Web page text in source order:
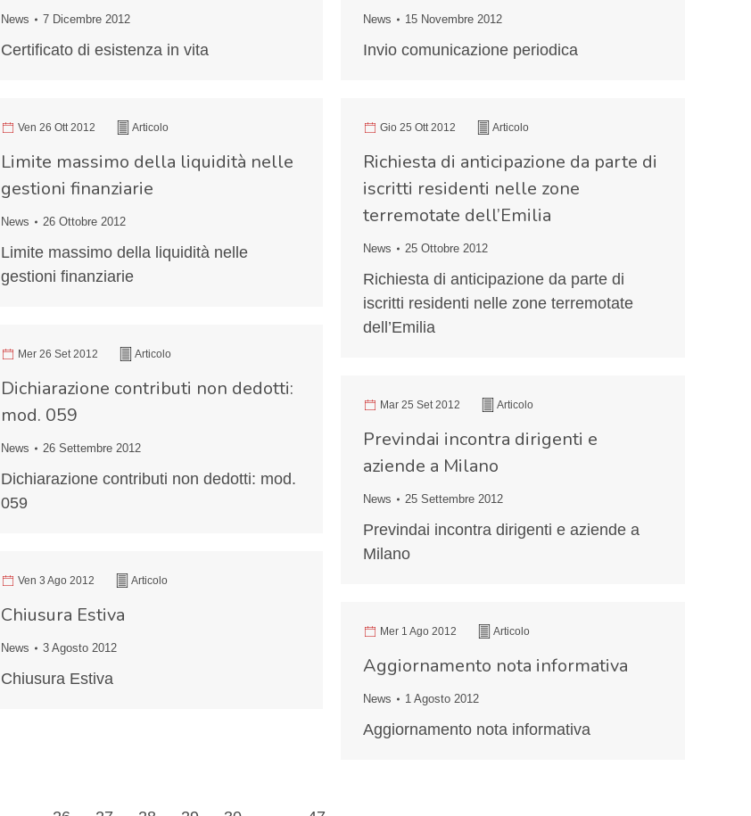
News 7 Dicembre 2012
Certificato di esistenza in vita
News 15 Novembre 2012
Invio comunicazione periodica
Ven 26 Ott 2012 Articolo
Limite massimo della liquidità nelle
gestioni finanziarie
News 26 Ottobre 2012
Limite massimo della liquidità nelle
gestioni finanziarie
Gio 25 Ott 2012 Articolo
Richiesta di anticipazione da parte di
iscritti residenti nelle zone
terremotate dell’Emilia
News 25 Ottobre 2012
Richiesta di anticipazione da parte di
iscritti residenti nelle zone terremotate
dell’Emilia
Mer 26 Set 2012 Articolo
Dichiarazione contributi non dedotti:
mod. 059
News 26 Settembre 2012
Dichiarazione contributi non dedotti: mod.
059
Mar 25 Set 2012 Articolo
Previndai incontra dirigenti e
aziende a Milano
News 25 Settembre 2012
Previndai incontra dirigenti e aziende a
Milano
Ven 3 Ago 2012 Articolo
Chiusura Estiva
News 3 Agosto 2012
Chiusura Estiva
Mer 1 Ago 2012 Articolo
Aggiornamento nota informativa
News 1 Agosto 2012
Aggiornamento nota informativa